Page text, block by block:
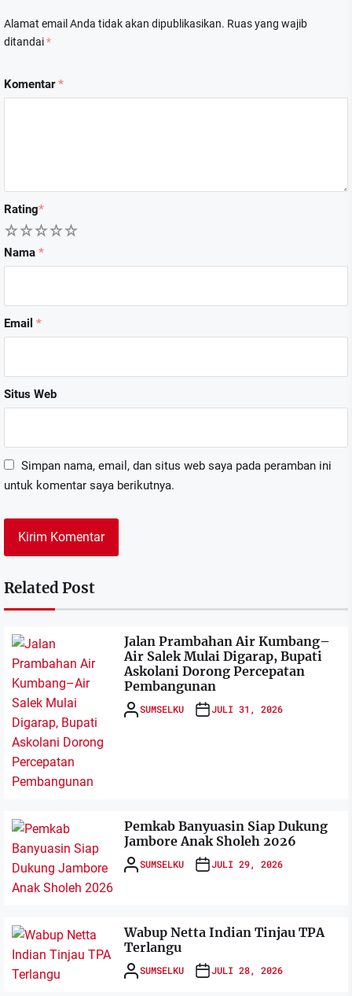
Alamat email Anda tidak akan dipublikasikan. Ruas yang wajib
ditandai*
Komentar*
Rating*
5
4
3
2
Nama *
Email *
Situs Web
Simpan nama, email, dan situs web saya pada peramban ini
untuk komentar saya berikutnya.
Related Post
Jalan Prambahan Air Kumbang–
Air Salek Mulai Digarap, Bupati
Askolani Dorong Percepatan
Pembangunan
SUMSELKU JULI 31, 2026
Pemkab Banyuasin Siap Dukung
Jambore Anak Sholeh 2026
SUMSELKU JULI 29, 2026
Wabup Netta Indian Tinjau TPA
Terlangu
SUMSELKU JULI 28, 2026